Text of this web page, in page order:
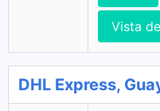
Vista
DHL Express,